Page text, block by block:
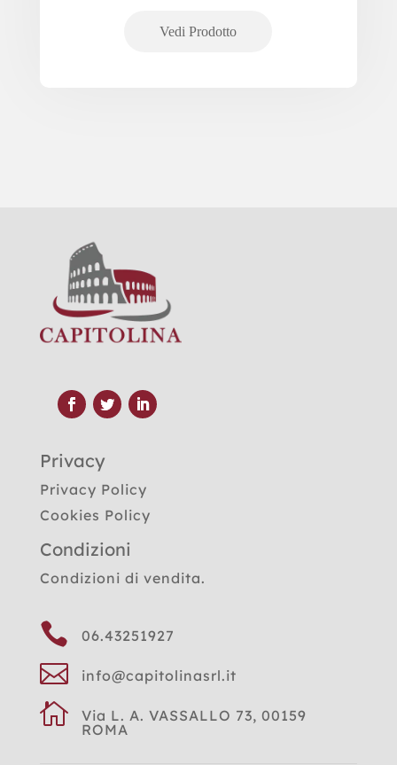
Privacy
Privacy Policy
Cookies Policy
Condizioni
Condizioni di vendita.
 06.43251927
 info@capitolinasrl.it

Via L. A. VASSALLO 73, 00159
ROMA